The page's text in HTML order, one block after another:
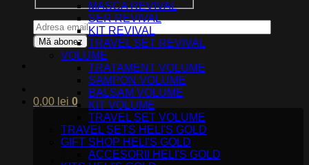
0,00 lei 0
MASCA REVIVAL
SER REVIVAL
KIT REVIVAL
TRAVEL SET REVIVAL
VOLUME
TRATAMENT VOLUME
SAMPON VOLUME
BALSAM VOLUME
KIT VOLUME
TRAVEL SET VOLUME
TRAVEL SETS HELI'S GOLD
GIFT SHOP HELI'S GOLD
ACCESORII HELI'S GOLD